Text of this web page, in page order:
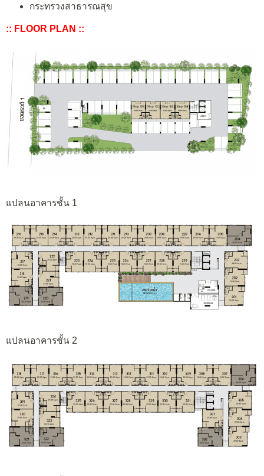
กระทรวงสาธารณสุข
:: FLOOR PLAN ::
แปลนอาคารชั้น 1
แปลนอาคารชั้น 2